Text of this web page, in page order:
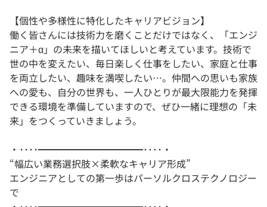
【個性や多様性に特化したキャリアビジョン】
働く皆さんには技術力を磨くことだけではなく、「エンジ
ニア＋α」の未来を描いてほしいと考えています。技術で
世の中を変えたい、毎日楽しく仕事をしたい、家庭と仕事
を両立したい、趣味を満喫したい…。仲間への思いも家族
への愛も、自分の世界も、一人ひとりが最大限能力を発揮
できる環境を準備していますので、ぜひ一緒に理想の「未
来」をつくっていきましょう。
・････━━━━━━━━━━━････・
“幅広い業務選択肢×柔軟なキャリア形成”
エンジニアとしての第一歩はパーソルクロステクノロジー
で